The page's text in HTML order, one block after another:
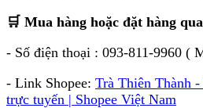
️🛒 Mua hàng hoặc đặt hàng
- Số điện thoại : 093-811-9960 (
- Link Shopee: Trà Thiên Thành
trực tuyến | Shopee Việt Nam